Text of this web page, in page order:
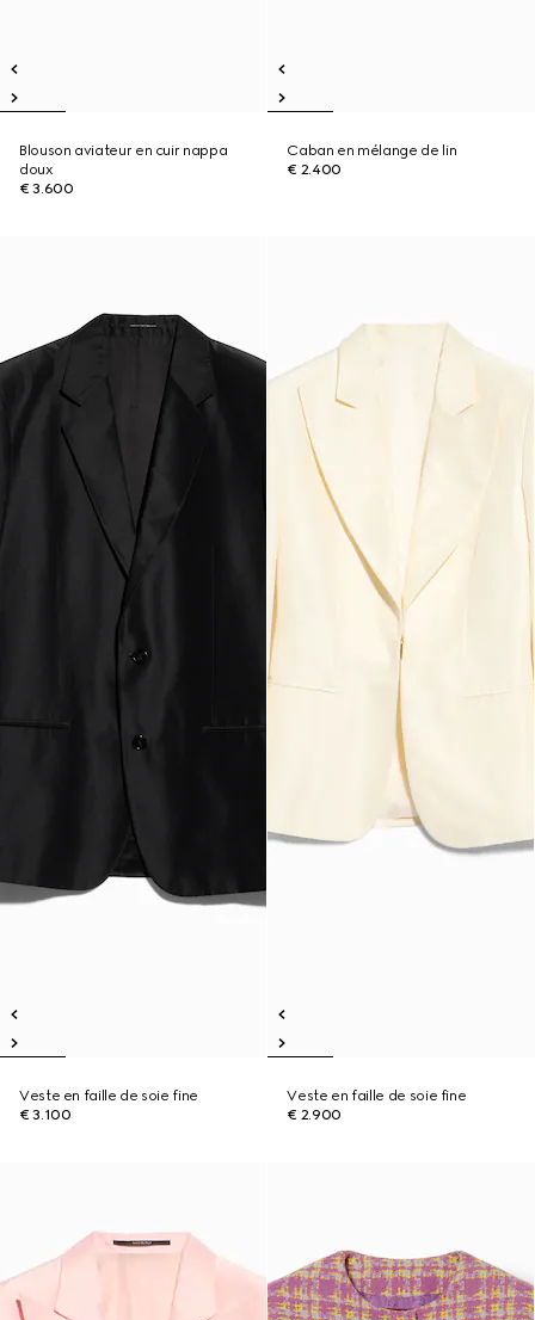
Blouson aviateur en cuir nappa
doux
€ 3.600
Caban en mélange de lin
€ 2.400
Veste en faille de soie fine
€ 3.100
Veste en faille de soie fine
€ 2.900